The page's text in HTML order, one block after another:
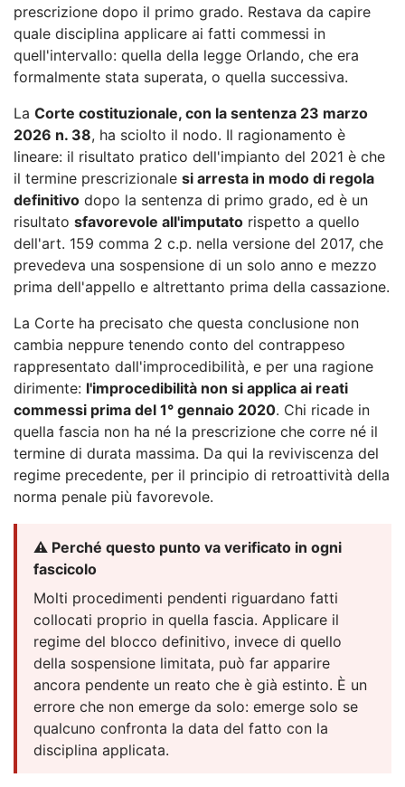
prescrizione dopo il primo grado. Restava da capire
quale disciplina applicare ai fatti commessi in
quell'intervallo: quella della legge Orlando, che era
formalmente stata superata, o quella successiva.
La Corte costituzionale, con la sentenza 23 marzo
2026 n. 38, ha sciolto il nodo. Il ragionamento è
lineare: il risultato pratico dell'impianto del 2021 è che
il termine prescrizionale si arresta in modo di regola
definitivo dopo la sentenza di primo grado, ed è un
risultato sfavorevole all'imputato rispetto a quello
dell'art. 159 comma 2 c.p. nella versione del 2017, che
prevedeva una sospensione di un solo anno e mezzo
prima dell'appello e altrettanto prima della cassazione.
La Corte ha precisato che questa conclusione non
cambia neppure tenendo conto del contrappeso
rappresentato dall'improcedibilità, e per una ragione
dirimente: l'improcedibilità non si applica ai reati
commessi prima del 1° gennaio 2020. Chi ricade in
quella fascia non ha né la prescrizione che corre né il
termine di durata massima. Da qui la reviviscenza del
regime precedente, per il principio di retroattività della
norma penale più favorevole.
⚠️ Perché questo punto va verificato in ogni
fascicolo
Molti procedimenti pendenti riguardano fatti
collocati proprio in quella fascia. Applicare il
regime del blocco definitivo, invece di quello
della sospensione limitata, può far apparire
ancora pendente un reato che è già estinto. È un
errore che non emerge da solo: emerge solo se
qualcuno confronta la data del fatto con la
disciplina applicata.